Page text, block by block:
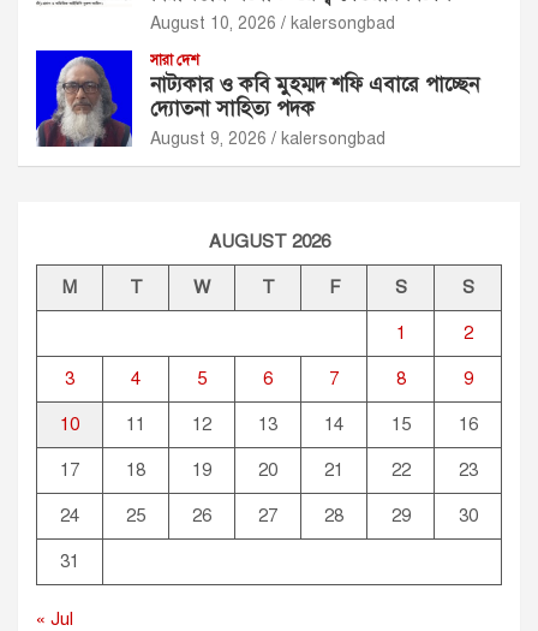
August 10, 2026 kalersongbad
সারা দেশ
নাট্যকার ও কবি মুহম্মদ শফি এবারে পাচ্ছেন
দ্যোতনা সাহিত্য পদক
August 9, 2026 kalersongbad
AUGUST 2026
M T W T F S S
1 2
3 4 5 6 7 8 9
10 11 12 13 14 15 16
17 18 19 20 21 22 23
24 25 26 27 28 29 30
31
« Jul